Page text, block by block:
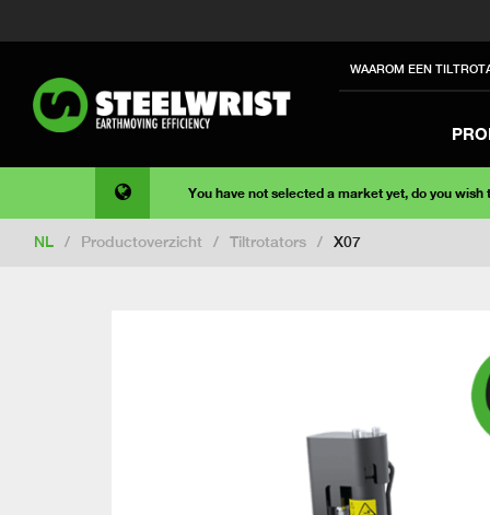
WAAROM EEN
You have not selected a market yet, do you
NL / Productoverzicht / Tiltrotators / X07